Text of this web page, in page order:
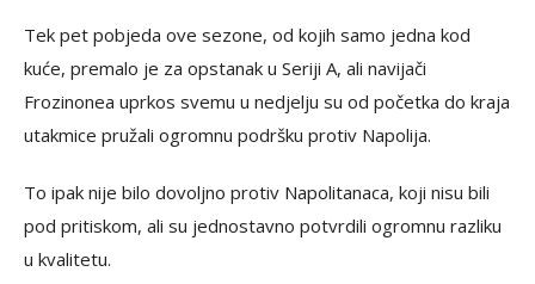
Tek pet pobjeda ove sezone, od kojih samo jedna kod
kuće, premalo je za opstanak u Seriji A, ali navijači
Frozinonea uprkos svemu u nedjelju su od početka do kraja
utakmice pružali ogromnu podršku protiv Napolija.
To ipak nije bilo dovoljno protiv Napolitanaca, koji nisu bili
pod pritiskom, ali su jednostavno potvrdili ogromnu razliku
u kvalitetu.